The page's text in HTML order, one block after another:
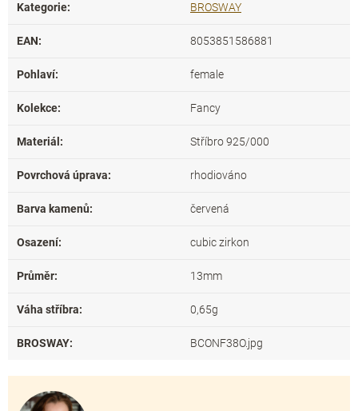
Kategorie: BROSWAY
EAN: 8053851586881
Pohlaví: female
Kolekce: Fancy
Materiál : Stříbro 925/000
Povrchová úprava: rhodiováno
Barva kamenů: červená
Osazení: cubic zirkon
Průměr: 13mm
Váha stříbra: 0,65g
BROSWAY: BCONF38O.jpg